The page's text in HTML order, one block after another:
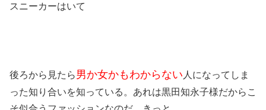
スニーカーはいて
後ろから見たら男か女かもわからない 人になってしま
った知り合いを知っている。あれは黒田知永子様だからこ